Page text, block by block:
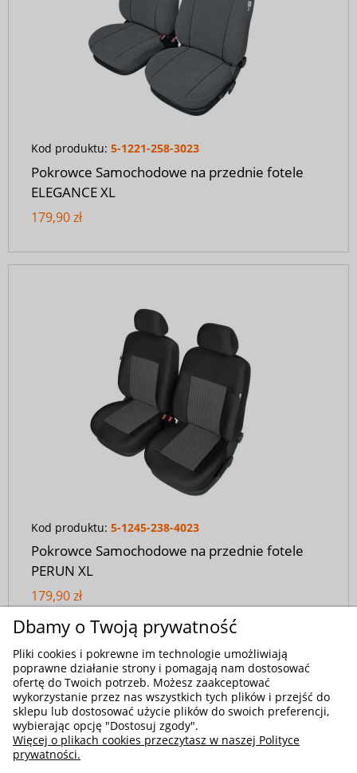
Kod produktu: 5-1221-258-3023
Pokrowce Samochodowe na przednie fotele
ELEGANCE XL
179,90 zł
Kod produktu: 5-1245-238-4023
Pokrowce Samochodowe na przednie fotele
PERUN XL
179,90 zł
Dbamy o Twoją prywatność
Pliki cookies i pokrewne im technologie umożliwiają
poprawne działanie strony i pomagają nam dostosować
ofertę do Twoich potrzeb. Możesz zaakceptować
wykorzystanie przez nas wszystkich tych plików i przejść do
sklepu lub dostosować użycie plików do swoich preferencji,
wybierając opcję "Dostosuj zgody".
Więcej o plikach cookies przeczytasz w naszej Polityce
prywatności.